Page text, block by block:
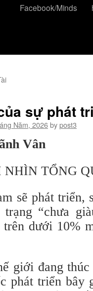
Facebook/Minds
sự phát
Năm, 2026bypost3
Vân
NHÌN TỔNG
sẽ phát triển,
trạng “chưa
trên dưới 10%
giới đang
phát triển bây